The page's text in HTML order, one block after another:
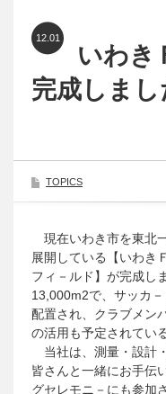
12.01
いわき
完成しまし
TOPICS
現在いわき市を東北
展開している【いわき
フィ－ルド】が完成し
13,000m2で、サッカ
配置され、クラブメン
の活用も予定されてい
当社は、測量・設計
皆さんと一緒にお手伝
グセレモニ－にも参加